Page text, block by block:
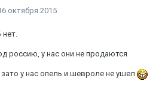
октября 2015
нет.
россию, у нас они не продаются
у нас опель и шевроле не ушел